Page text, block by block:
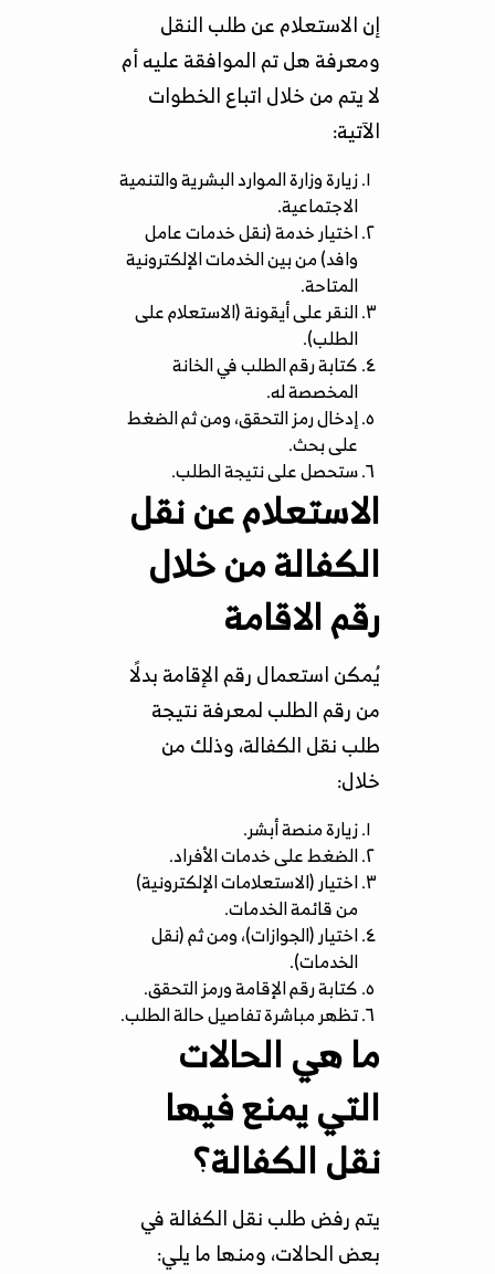
إن الاستعلام عن طلب النقل
ومعرفة هل تم الموافقة عليه أم
لا يتم من خلال اتباع الخطوات
الآتية:
زيارة وزارة الموارد البشرية والتنمية
الاجتماعية.
اختيار خدمة (نقل خدمات عامل
وافد) من بين الخدمات الإلكترونية
المتاحة.
النقر على أيقونة (الاستعلام على
الطلب).
كتابة رقم الطلب في الخانة
المخصصة له.
إدخال رمز التحقق، ومن ثم الضغط
على بحث.
ستحصل على نتيجة الطلب.
الاستعلام عن نقل
الكفالة من خلال
رقم الاقامة
يُمكن استعمال رقم الإقامة بدلًا
من رقم الطلب لمعرفة نتيجة
طلب نقل الكفالة، وذلك من
خلال:
زيارة منصة أبشر.
الضغط على خدمات الأفراد.
اختيار (الاستعلامات الإلكترونية)
من قائمة الخدمات.
اختيار (الجوازات)، ومن ثم (نقل
الخدمات).
كتابة رقم الإقامة ورمز التحقق.
تظهر مباشرة تفاصيل حالة الطلب.
ما هي الحالات
التي يمنع فيها
نقل الكفالة؟
يتم رفض طلب نقل الكفالة في
بعض الحالات، ومنها ما يلي: